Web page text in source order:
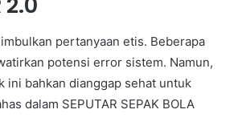
pertanyaan etis. Beberapa
potensi error sistem. Namun,
ini bahkan dianggap sehat untuk
dalam SEPUTAR SEPAK BOLA